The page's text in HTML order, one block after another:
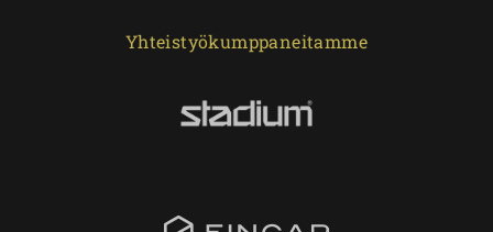
Yhteistyökumppaneitamme